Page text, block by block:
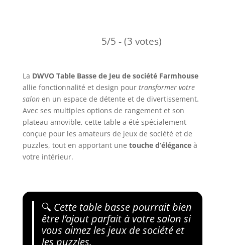
5/5 - (3 votes)
La DWVO Table Basse de Jeu de société Farmhouse
allie fonctionnalité et design pour transformer votre
salonen un espace de détente et de divertissement.
Avec ses multiples options de rangement et son
plateau amovible, cette table a été spécialement
conçue pour les amateurs de jeux de société et de
puzzles, tout en apportant une touche d’éléganceà
votre intérieur.
🔍 Cette table basse pourrait bien
être l’ajout parfait à votre salon si
vous aimez les jeux de société et
les puzzles.